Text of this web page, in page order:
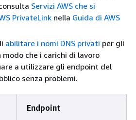
Servizi AWS che si
PrivateLink nella Guida di AWS
abilitare i nomi DNS privati per gli
modo che i carichi di lavoro
a utilizzare gli endpoint del
senza problemi.
Endpoint